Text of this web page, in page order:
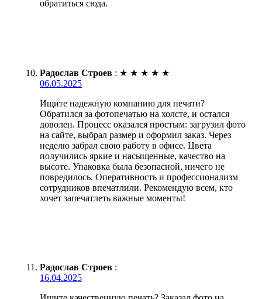
обратиться сюда.
Радослав Строев : ★ ★ ★ ★ ★
06.05.2025
Ищите надежную компанию для печати?
Обратился за фотопечатью на холсте, и остался
доволен. Процесс оказался простым: загрузил фото
на сайте, выбрал размер и оформил заказ. Через
неделю забрал свою работу в офисе. Цвета
получились яркие и насыщенные, качество на
высоте. Упаковка была безопасной, ничего не
повредилось. Оперативность и профессионализм
сотрудников впечатлили. Рекомендую всем, кто
хочет запечатлеть важные моменты!
Радослав Строев :
16.04.2025